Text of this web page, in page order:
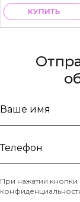
КУПИТЬ
Ваше
Телефон
*
При нажатии кнопки